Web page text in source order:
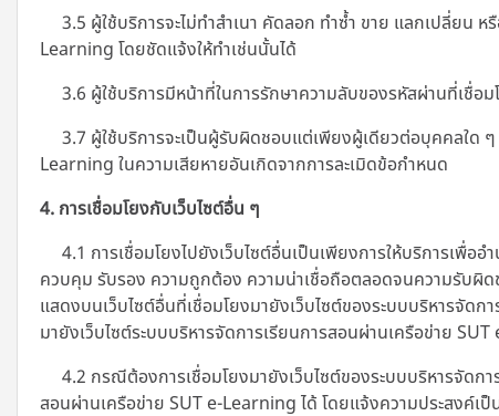
3.5 ผู้ใช้บริการจะไม่ทำสำเนา คัดลอก ทำซ้ำ ขาย แลกเปลี่ยน
Learning โดยชัดแจ้งให้ทำเช่นนั้นได้
3.6 ผู้ใช้บริการมีหน้าที่ในการรักษาความลับของรหัสผ่านที่เชื่อ
3.7 ผู้ใช้บริการจะเป็นผู้รับผิดชอบแต่เพียงผู้เดียวต่อบุคคลใด ๆ
Learning ในความเสียหายอันเกิดจากการละเมิดข้อกำหนด
4. การเชื่อมโยงกับเว็บไซต์อื่น ๆ
4.1 การเชื่อมโยงไปยังเว็บไซต์อื่นเป็นเพียงการให้บริการเพื่อ
ควบคุม รับรอง ความถูกต้อง ความน่าเชื่อถือตลอดจนความรับผิด
แสดงบนเว็บไซต์อื่นที่เชื่อมโยงมายังเว็บไซต์ของระบบบริหารจัด
มายังเว็บไซต์ระบบบริหารจัดการเรียนการสอนผ่านเครือข่าย
4.2 กรณีต้องการเชื่อมโยงมายังเว็บไซต์ของระบบบริหารจัดกา
สอนผ่านเครือข่าย SUT e-Learning ได้ โดยแจ้งความประสงค์เ